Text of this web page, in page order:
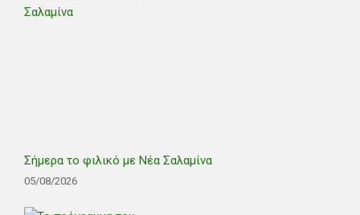
Σήμερα το φιλικό με Νέα Σαλαμίνα
05/08/2026